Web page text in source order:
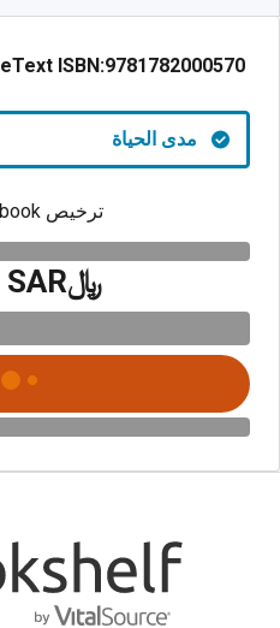
eText ISBN:9781782000570
مدى الحياة
ترخيص eTextbook
﷼‎72.52 SAR